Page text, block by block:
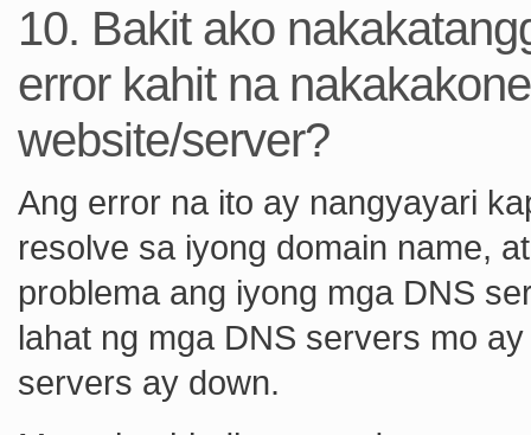
10. Bakit ako
error kahit na
website/server?
Ang error na ito ay nangyayari
resolve sa iyong domain name,
problema ang iyong mga DNS
lahat ng mga DNS servers mo
servers ay down.